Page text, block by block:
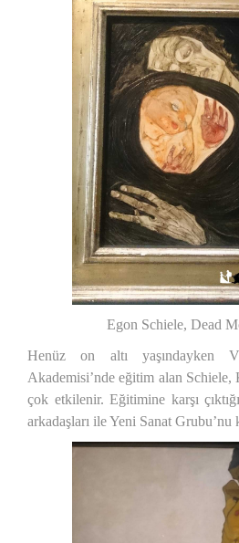
Egon Schiele, Dead
Henüz on altı yaşındayken
Akademisi’nde eğitim alan Schiele,
çok etkilenir. Eğitimine karşı
arkadaşları ile Yeni Sanat Grubu’nu